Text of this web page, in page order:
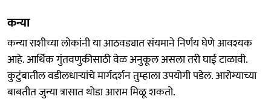
कन्या
कन्या राशीच्या लोकांनी या आठवड्यात संयमाने निर्णय घेणे आवश्यक
आहे. आर्थिक गुंतवणुकीसाठी वेळ अनुकूल असला तरी घाई टाळावी.
कुटुंबातील वडीलधाऱ्यांचे मार्गदर्शन तुम्हाला उपयोगी पडेल. आरोग्याच्या
बाबतीत जुन्या त्रासात थोडा आराम मिळू शकतो.